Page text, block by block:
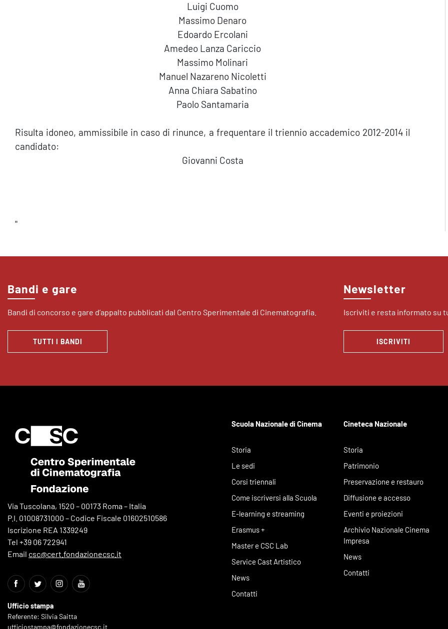
Luigi Cuomo
Massimo Denaro
Edoardo Ercolani
Amedeo Lanza Cariccio
Massimo Molinari
Manuel Nazareno Nicoletti
Anna Chiara Sabatino
Paolo Santamaria
Risulta idoneo, ammissibile in caso di rinunce, a frequentare il triennio accademico 2012-2014 il
candidato:
Giovanni Costa
"
Bandi e gare
Bandi di concorso e gare d’appalto pubblicati dal Centro Sperimentale di Cinematografia.
TUTTI I BANDI
Newsletter
Iscriviti e resta informato su
ISCRIVITI
Via Tuscolana, 1520 – 00173 Roma – Italia
P.I. 01008731000 – Codice Fiscale 01602510586
Iscrizione REA 1339249
Tel +39 06 722941
Email csc@cert.fondazionecsc.it
Ufficio stampa
Referente: Silvia Saitta
ufficiostampa@fondazionecsc.it
Scuola Nazionale di Cinema
Storia
Le sedi
Corsi triennali
Come iscriversi alla Scuola
E-learning e streaming
Erasmus +
Master e CSC Lab
Service Cast Artistico
News
Contatti
Cineteca Nazionale
Storia
Patrimonio
Preservazione e restauro
Diffusione e accesso
Eventi e proiezioni
Archivio Nazionale Cinema
Impresa
News
Contatti